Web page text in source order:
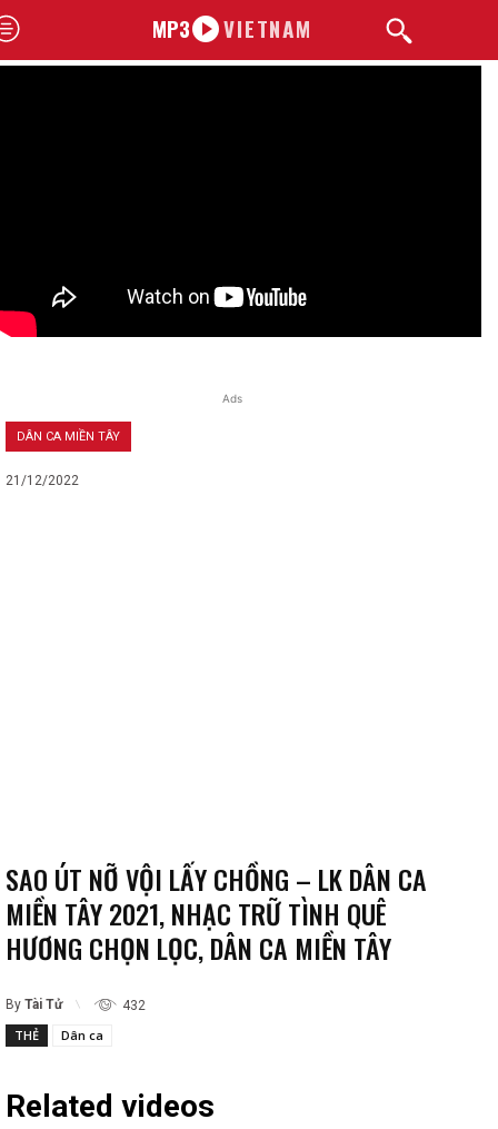
MP3 VIETNAM
Ads
DÂN CA MIỀN TÂY
21/12/2022
SAO ÚT NỠ VỘI LẤY CHỒNG – LK DÂN CA
MIỀN TÂY 2021, NHẠC TRỮ TÌNH QUÊ
HƯƠNG CHỌN LỌC, DÂN CA MIỀN TÂY
By Tài Tử 432
THẺ Dân ca
Related videos